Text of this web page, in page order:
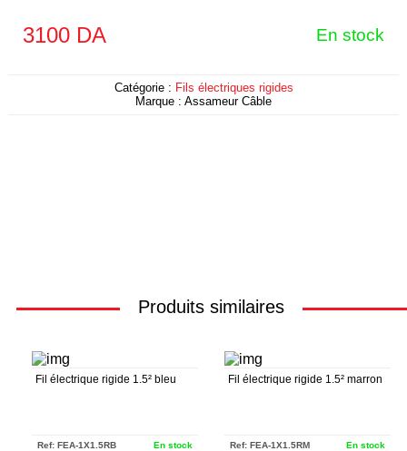
3100DA En stock
Catégorie : Fils électriques rigides
Marque : Assameur Câble
Produits similaires
Fil électrique rigide 1.5² bleu
Ref: FEA-1X1.5RB En stock
Fil électrique rigide 1.5² marron
Ref: FEA-1X1.5RM En stock